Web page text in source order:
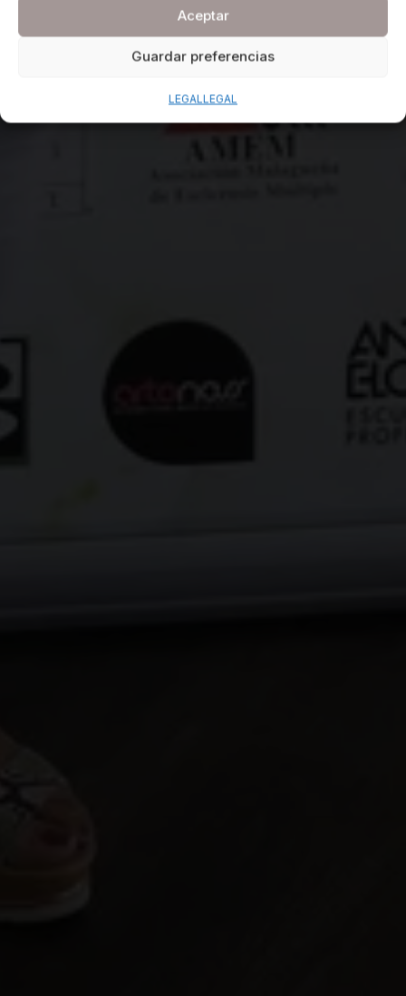
Aceptar
Guardar preferencias
LEGALLEGAL